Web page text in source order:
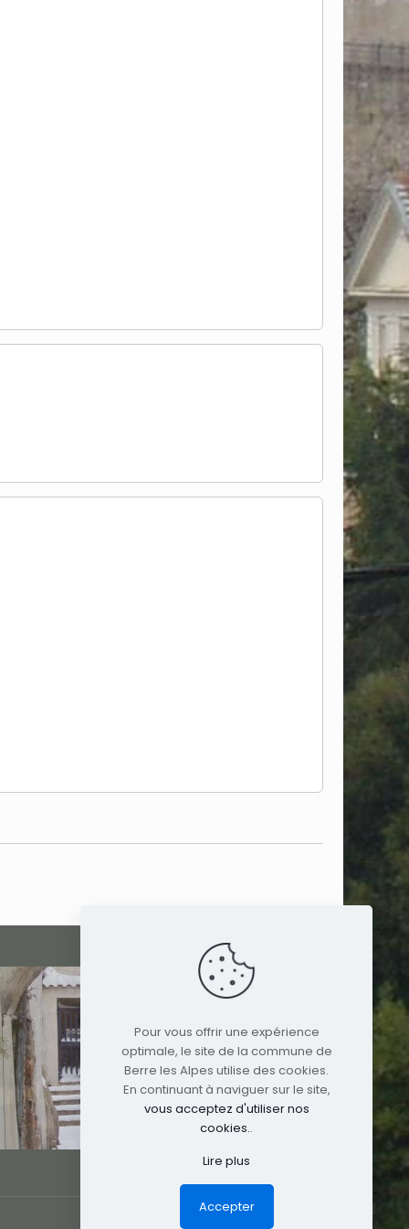
Pour vous offrir une expérience
optimale, le site de la commune de
Berre les Alpes utilise des cookies.
En continuant à naviguer sur le site,
vous acceptez d'utiliser nos
cookies..
Lire plus
Accepter